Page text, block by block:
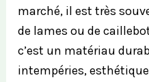
marché, il est très
de lames ou de
c’est un matériau
intempéries,